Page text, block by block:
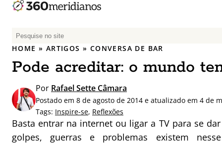
P
e
q
i
s
r
p
HOME » ARTIGOS » CONVERSA DE BAR
Pode acreditar: o mundo
Por Rafael Sette Câmara
Postado em 8 de agosto de 2014 e atualizado em 4 de
Tags: Inspire-se, Reflexões
Basta entrar na internet ou ligar a TV para se
golpes, guerras e problemas existem